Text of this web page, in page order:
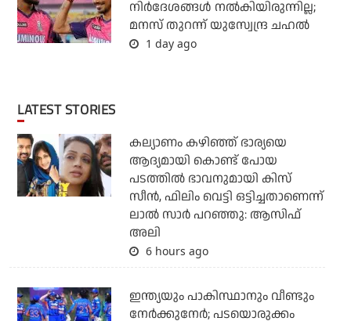
നിര്‍ദേശങ്ങള്‍ നല്‍കിയിരുന്നില്ല;
മനസ് തുറന്ന് യുസ്വേന്ദ്ര ചഹല്‍
1 day ago
LATEST STORIES
കല്യാണം കഴിഞ്ഞ് ഭാര്യയെ
ആദ്യമായി കൊണ്ട് പോയ
പടത്തില്‍ ഭാവനുമായി കിസ്
സീന്‍, ഫിലിം വെട്ടി ഒട്ടിച്ചതാണെന്ന്
ലാല്‍ സാര്‍ പറഞ്ഞു: ആസിഫ്
അലി
6 hours ago
ഇന്ത്യയും പാകിസ്ഥാനും വീണ്ടും
നേര്‍ക്കുനേര്‍; പടയൊരുക്കം